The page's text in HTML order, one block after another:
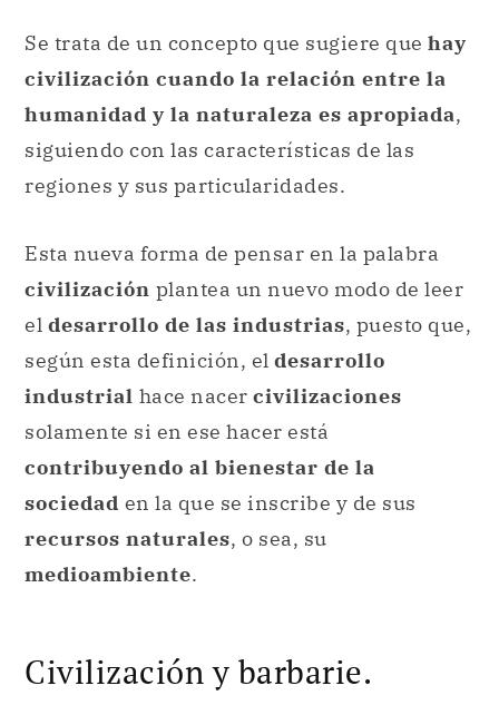
Se trata de un concepto que sugiere que hay
civilización cuando la relación entre la
humanidad y la naturaleza es apropiada,
siguiendo con las características de las
regiones y sus particularidades.
Esta nueva forma de pensar en la palabra
civilización plantea un nuevo modo de leer
el desarrollo de las industrias, puesto que,
según esta definición, el desarrollo
industrial hace nacer civilizaciones
solamente si en ese hacer está
contribuyendo al bienestar de la
sociedad en la que se inscribe y de sus
recursos naturales, o sea, su
medioambiente.
Civilización y barbarie.